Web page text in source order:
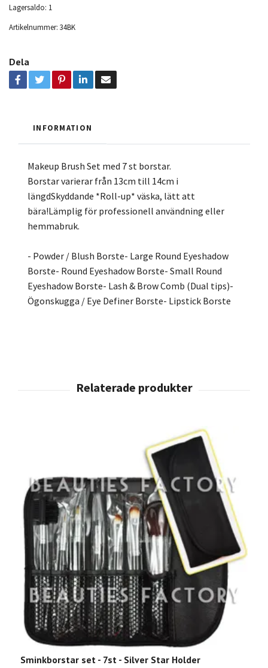
Lagersaldo: 1
Artikelnummer: 34BK
Dela
INFORMATION
Makeup Brush Set med 7 st borstar.
Borstar varierar från 13cm till 14cm i
längdSkyddande *Roll-up* väska, lätt att
bära!Lämplig för professionell användning eller
hemmabruk.
- Powder / Blush Borste- Large Round Eyeshadow
Borste- Round Eyeshadow Borste- Small Round
Eyeshadow Borste- Lash & Brow Comb (Dual tips)-
Ögonskugga / Eye Definer Borste- Lipstick Borste
Sminkborstar set - 7st - Silver Star Holder